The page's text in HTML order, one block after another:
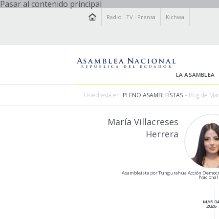
Pasar al contenido principal
Radio ·TV · Prensa Kichwa
LA ASAMBLEA
Usted está en: PLENO ASAMBLEÍSTAS » Blog de
María Villacreses
Herrera
Asambleísta por Tungurahua Acción
Nacional
MAR 04
2026